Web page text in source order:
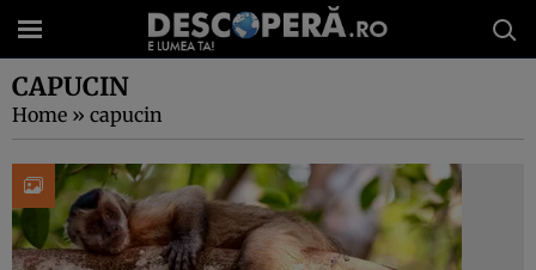
CAPUCIN
Home » capucin